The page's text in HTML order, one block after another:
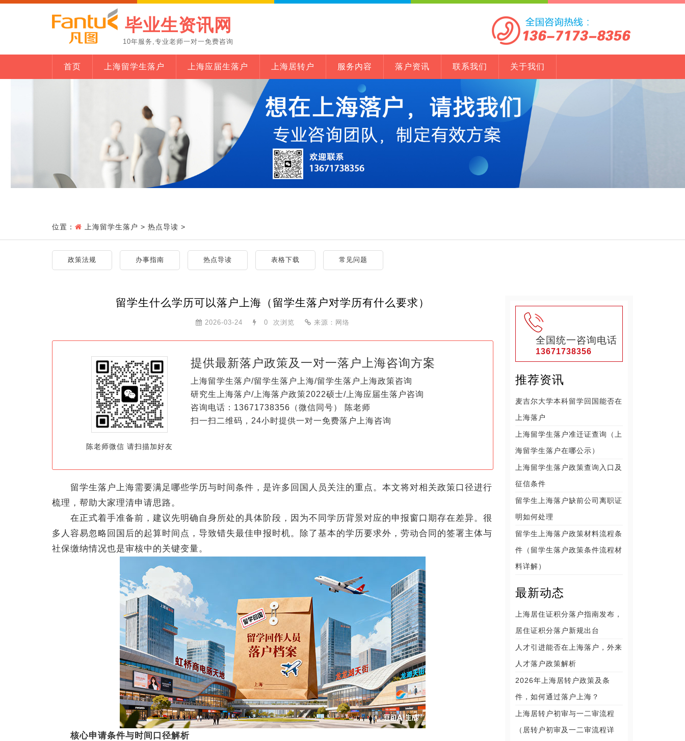
毕业生资讯网
10年服务,专业老师一对一免费咨询
首页 上海留学生落户 上海应届生落户 上海居转户 服务内容 落户资讯 联系我们 关于我们
位置： 上海留学生落户 > 热点导读 >
政策法规 办事指南 热点导读 表格下载 常见问题
留学生什么学历可以落户上海（留学生落户对学历有什么要求）
2026-03-24 0 次浏览 来源：网络
陈老师微信 请扫描加好友
提供最新落户政策及一对一落户上海咨询方案
上海留学生落户/留学生落户上海/留学生落户上海政策咨询
研究生上海落户/上海落户政策2022硕士/上海应届生落户咨询
咨询电话：13671738356（微信同号） 陈老师
扫一扫二维码，24小时提供一对一免费落户上海咨询
留学生落户上海需要满足哪些学历与时间条件，是许多回国人员关注的重点。本文将对相关政策口径进行
梳理，帮助大家理清申请思路。
在正式着手准备前，建议先明确自身所处的具体阶段，因为不同学历背景对应的申报窗口期存在差异。很
多人容易忽略回国后的起算时间点，导致错失最佳申报时机。除了基本的学历要求外，劳动合同的签署主体与
社保缴纳情况也是审核中的关键变量。
核心申请条件与时间口径解析
全国统一咨询电话
13671738356
推荐资讯
麦吉尔大学本科留学回国能否在
上海落户
上海留学生落户准迁证查询（上
海留学生落户在哪公示）
上海留学生落户政策查询入口及
征信条件
留学生上海落户缺前公司离职证
明如何处理
留学生上海落户政策材料流程条
件（留学生落户政策条件流程材
料详解）
最新动态
上海居住证积分落户指南发布，
居住证积分落户新规出台
人才引进能否在上海落户，外来
人才落户政策解析
2026年上海居转户政策及条
件，如何通过落户上海？
上海居转户初审与一二审流程
（居转户初审及一二审流程详